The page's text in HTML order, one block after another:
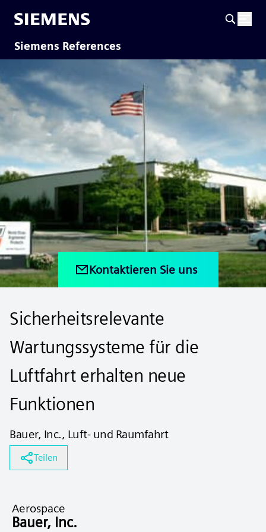
Siemens References
Kontaktieren Sie uns
Sicherheitsrelevante
Wartungssysteme für die
Luftfahrt erhalten neue
Funktionen
Bauer, Inc., Luft- und Raumfahrt
Teilen
Aerospace
Bauer, Inc.